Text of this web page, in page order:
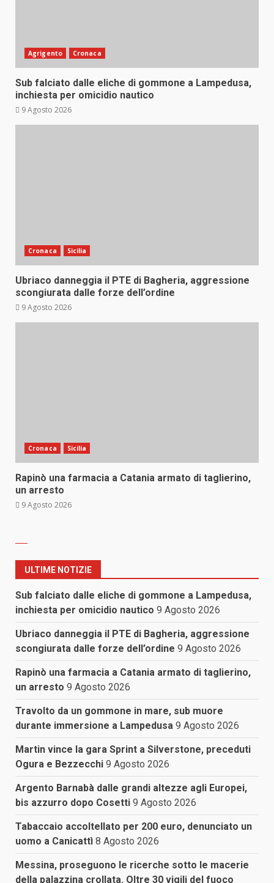
Agrigento Cronaca
Sub falciato dalle eliche di gommone a Lampedusa,
inchiesta per omicidio nautico
9 Agosto 2026
Cronaca Sicilia
Ubriaco danneggia il PTE di Bagheria, aggressione
scongiurata dalle forze dell’ordine
9 Agosto 2026
Cronaca Sicilia
Rapinò una farmacia a Catania armato di taglierino,
un arresto
9 Agosto 2026
ULTIME NOTIZIE
Sub falciato dalle eliche di gommone a Lampedusa,
inchiesta per omicidio nautico 9 Agosto 2026
Ubriaco danneggia il PTE di Bagheria, aggressione
scongiurata dalle forze dell’ordine 9 Agosto 2026
Rapinò una farmacia a Catania armato di taglierino,
un arresto 9 Agosto 2026
Travolto da un gommone in mare, sub muore
durante immersione a Lampedusa 9 Agosto 2026
Martin vince la gara Sprint a Silverstone, preceduti
Ogura e Bezzecchi 9 Agosto 2026
Argento Barnabà dalle grandi altezze agli Europei,
bis azzurro dopo Cosetti 9 Agosto 2026
Tabaccaio accoltellato per 200 euro, denunciato un
uomo a Canicattì 8 Agosto 2026
Messina, proseguono le ricerche sotto le macerie
della palazzina crollata. Oltre 30 vigili del fuoco